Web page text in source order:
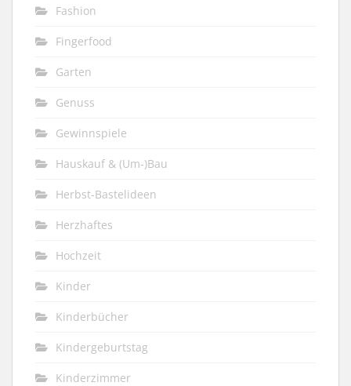
Fashion
Fingerfood
Garten
Genuss
Gewinnspiele
Hauskauf & (Um-)Bau
Herbst-Bastelideen
Herzhaftes
Hochzeit
Kinder
Kinderbücher
Kindergeburtstag
Kinderzimmer